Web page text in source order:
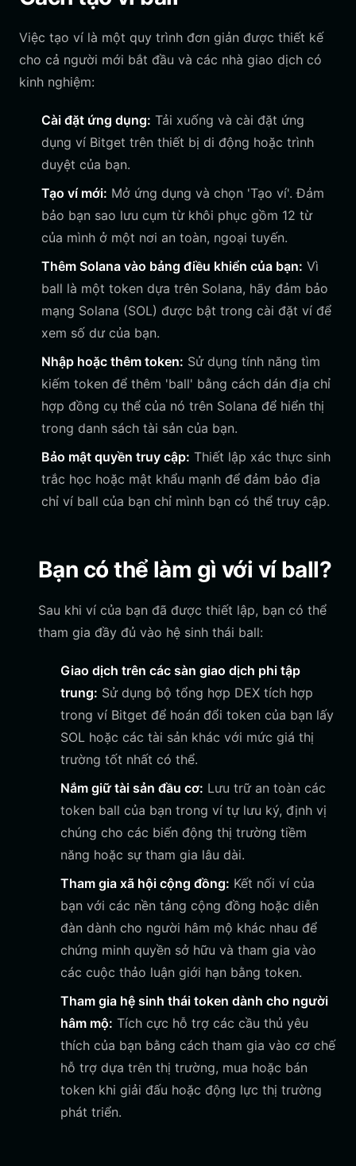
Việc tạo ví là một quy trình đơn giản được thiết kế
cho cả người mới bắt đầu và các nhà giao dịch có
kinh nghiệm:
Cài đặt ứng dụng: Tải xuống và cài đặt ứng
dụng ví Bitget trên thiết bị di động hoặc trình
duyệt của bạn.
Tạo ví mới: Mở ứng dụng và chọn 'Tạo ví'. Đảm
bảo bạn sao lưu cụm từ khôi phục gồm 12 từ
của mình ở một nơi an toàn, ngoại tuyến.
Thêm Solana vào bảng điều khiển của bạn: Vì
ball là một token dựa trên Solana, hãy đảm bảo
mạng Solana (SOL) được bật trong cài đặt ví để
xem số dư của bạn.
Nhập hoặc thêm token: Sử dụng tính năng tìm
kiếm token để thêm 'ball' bằng cách dán địa chỉ
hợp đồng cụ thể của nó trên Solana để hiển thị
trong danh sách tài sản của bạn.
Bảo mật quyền truy cập: Thiết lập xác thực sinh
trắc học hoặc mật khẩu mạnh để đảm bảo địa
chỉ ví ball của bạn chỉ mình bạn có thể truy cập.
Bạn có thể làm gì với ví ball?
Sau khi ví của bạn đã được thiết lập, bạn có thể
tham gia đầy đủ vào hệ sinh thái ball:
Giao dịch trên các sàn giao dịch phi tập
trung: Sử dụng bộ tổng hợp DEX tích hợp
trong ví Bitget để hoán đổi token của bạn lấy
SOL hoặc các tài sản khác với mức giá thị
trường tốt nhất có thể.
Nắm giữ tài sản đầu cơ: Lưu trữ an toàn các
token ball của bạn trong ví tự lưu ký, định vị
chúng cho các biến động thị trường tiềm
năng hoặc sự tham gia lâu dài.
Tham gia xã hội cộng đồng: Kết nối ví của
bạn với các nền tảng cộng đồng hoặc diễn
đàn dành cho người hâm mộ khác nhau để
chứng minh quyền sở hữu và tham gia vào
các cuộc thảo luận giới hạn bằng token.
Tham gia hệ sinh thái token dành cho người
hâm mộ: Tích cực hỗ trợ các cầu thủ yêu
thích của bạn bằng cách tham gia vào cơ chế
hỗ trợ dựa trên thị trường, mua hoặc bán
token khi giải đấu hoặc động lực thị trường
phát triển.